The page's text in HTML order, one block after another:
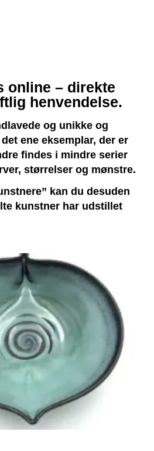
online – direkte
henvendelse.
og unikke og
ene eksemplar, der er
findes i mindre serier
størrelser og mønstre.
kan du desuden
kunstner har udstillet